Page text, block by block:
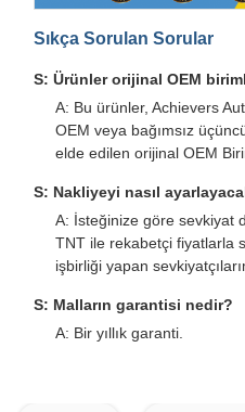
Sıkça Sorulan Sorular
S: Ürünler orijinal OEM
A: Bu ürünler, Achievers
OEM veya bağımsız
elde edilen orijinal OEM
S: Nakliyeyi nasıl
A: İsteğinize göre sevkiyat
TNT ile rekabetçi fiyatlarla
işbirliği yapan
S: Malların garantisi nedir?
A: Bir yıllık garanti.